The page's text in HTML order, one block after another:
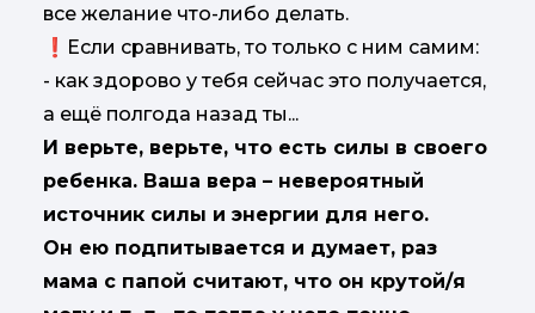
все желание что-либо делать.
❗️Если сравнивать, то только с ним самим:
- как здорово у тебя сейчас это получается,
а ещё полгода назад ты...
И верьте, верьте, что есть силы в своего
ребенка. Ваша вера – невероятный
источник силы и энергии для него.
Он ею подпитывается и думает, раз
мама с папой считают, что он крутой/я